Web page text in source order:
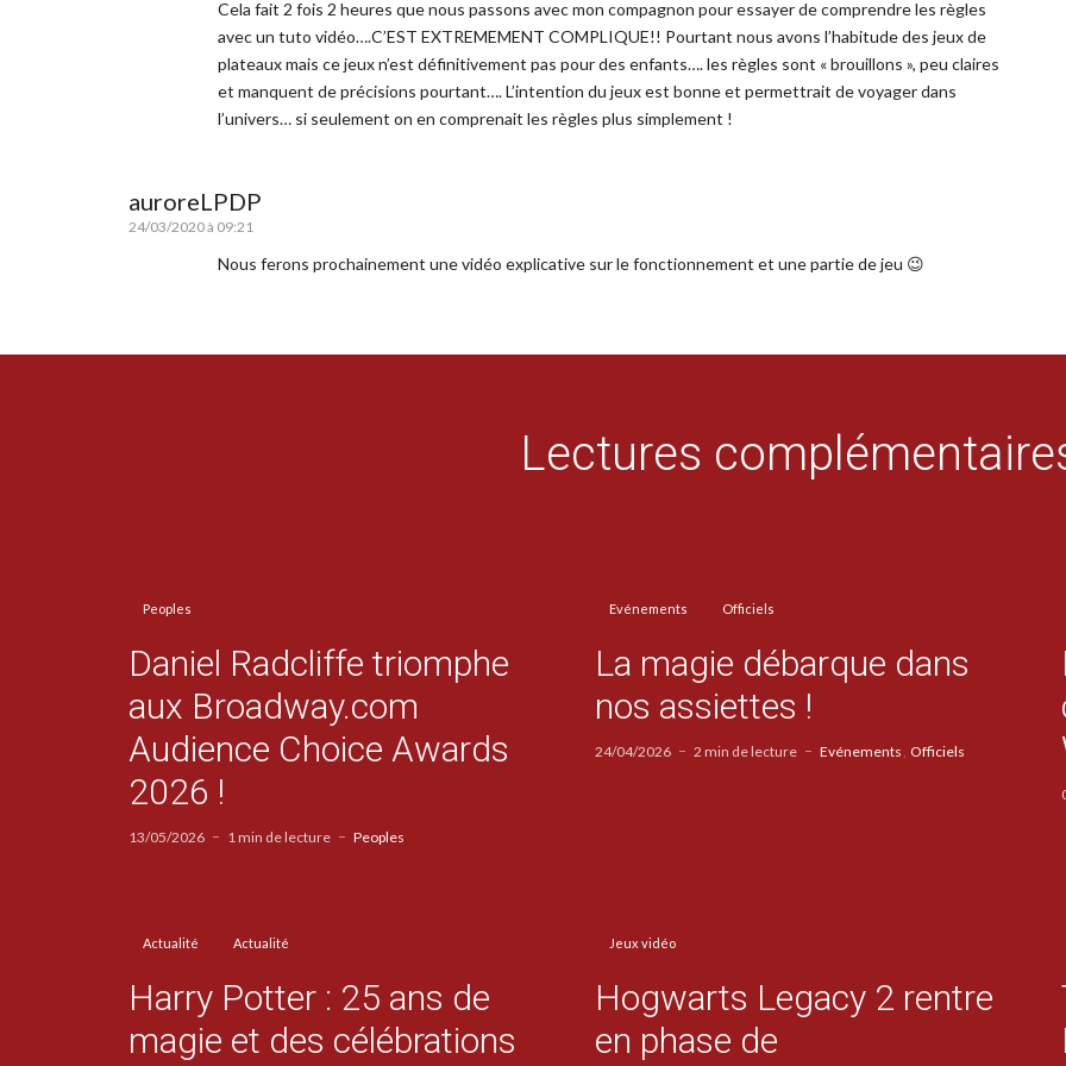
Cela fait 2 fois 2 heures que nous passons avec mon compagnon pour essayer de comprendre les règles
avec un tuto vidéo….C’EST EXTREMEMENT COMPLIQUE!! Pourtant nous avons l’habitude des jeux de
plateaux mais ce jeux n’est définitivement pas pour des enfants…. les règles sont « brouillons », peu claires
et manquent de précisions pourtant…. L’intention du jeux est bonne et permettrait de voyager dans
l’univers… si seulement on en comprenait les règles plus simplement !
auroreLPDP
24/03/2020 à 09:21
Nous ferons prochainement une vidéo explicative sur le fonctionnement et une partie de jeu 😉
Lectures
Peoples
Daniel Radcliffe triomphe
aux Broadway.com
Audience Choice Awards
2026 !
13/05/2026 1 min de lecture Peoples
Evénements Officiels
La magie débarque dans
nos assiettes !
24/04/2026 2 min de lecture Evénements Officiels
Actualité Actualité
Harry Potter : 25 ans de
magie et des célébrations
Jeux vidéo
Hogwarts Legacy 2 rentre
en phase de